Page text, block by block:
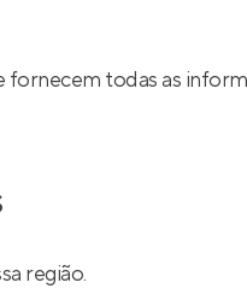
todas as
região.